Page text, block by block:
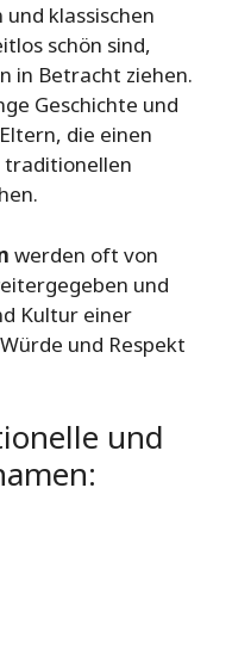
klassischen
schön sind,
in Betracht ziehen.
Geschichte und
die einen
traditionellen
werden oft von
und
Kultur einer
und Respekt
und